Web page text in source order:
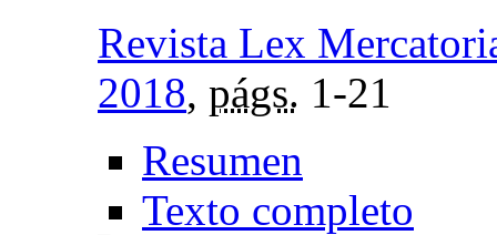
Revista Lex
2018, págs. 1-21
Resumen
Texto completo